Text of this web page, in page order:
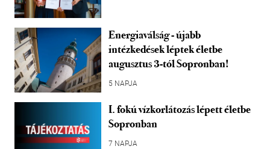
Energiaválság - újabb
intézkedések léptek életbe
augusztus 3-tól Sopronban!
5 NAPJA
I. fokú vízkorlátozás lépett életbe
Sopronban
7 NAPJA